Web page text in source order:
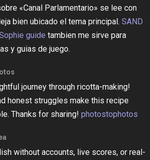
«Canal Parlamentario» se lee con
bien ubicado el tema principal. SAND
guide tambien me sirve para
y guias de juego.
journey through ricotta-making!
honest struggles make this recipe
Thanks for sharing! photostophotos
without accounts, live scores, or real-